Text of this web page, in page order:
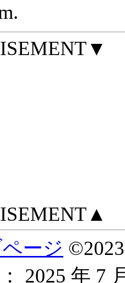
ージ ©2023
2025 年 7